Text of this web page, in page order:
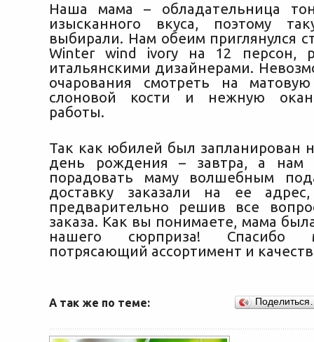
Наша мама – обладательница
изысканного вкуса, поэтому
выбирали. Нам обеим приглянулся
Winter wind ivory на 12 персон,
итальянскими дизайнерами.
очарования смотреть на
слоновой кости и нежную
работы.
Так как юбилей был запланирован
день рождения – завтра, а нам
порадовать маму волшебным
доставку заказали на ее адрес,
предварительно решив все
заказа. Как вы понимаете, мама
нашего сюрприза! Спасибо
потрясающий ассортимент и
А так же по теме: